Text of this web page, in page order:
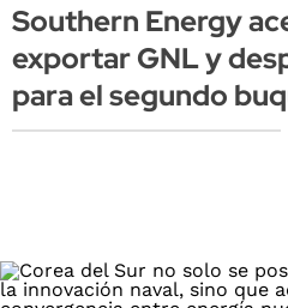
Southern Energy
exportar GNL y
para el segundo